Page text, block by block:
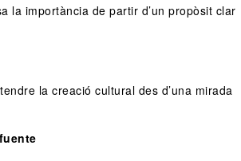
la importància de partir d’un propòsit clar
la creació cultural des d’una mirada